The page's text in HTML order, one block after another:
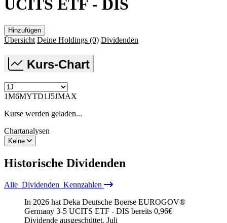
UCITS ETF - DIS
Hinzufügen
Übersicht Deine Holdings (0) Dividenden
Kurs-Chart
1M6MYTD1J5JMAX
Kurse werden geladen...
Chartanalysen
Keine
Historische Dividenden
Alle Dividenden Kennzahlen
In 2026 hat Deka Deutsche Boerse EUROGOV®
Germany 3-5 UCITS ETF - DIS bereits 0,96€
Dividende ausgeschüttet. Juli